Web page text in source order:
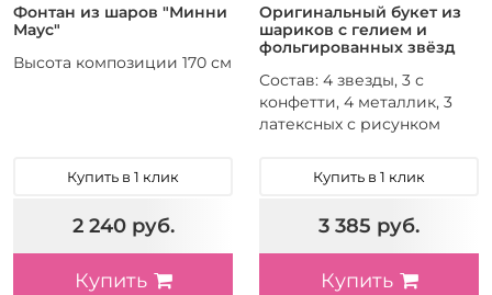
Фонтан из шаров "Минни
Маус"
Высота композиции 170 см
Купить в 1 клик
2 240 руб.
Купить
Оригинальный букет из
шариков с гелием и
фольгированных звёзд
Состав: 4 звезды, 3 с
конфетти, 4 металлик, 3
латексных с рисунком
Купить в 1 клик
3 385 руб.
Купить